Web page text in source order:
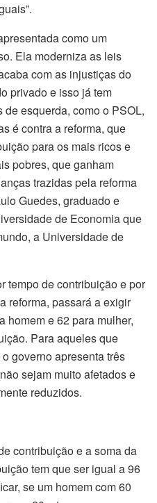
como um
Ela moderniza as leis
com as injustiças do
privado e isso já tem
esquerda, como o PSOL,
é contra a reforma, que
para os mais ricos e
pobres, que ganham
trazidas pela reforma
Guedes, graduado e
de Economia que
a Universidade de
tempo de contribuição e por
reforma, passará a exigir
homem e 62 para mulher,
Para aqueles que
governo apresenta três
sejam muito afetados e
reduzidos.
contribuição e a soma da
tem que ser igual a 96
se um homem com 60